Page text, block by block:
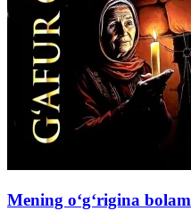
Mening o‘g‘rigina bolam